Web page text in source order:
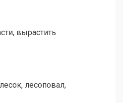
вырастить
лесоповал,